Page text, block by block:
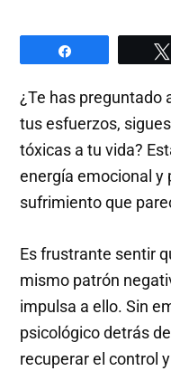
¿Te has preguntado
tus esfuerzos,
tóxicas a tu vida?
energía emocional y
sufrimiento que
Es frustrante sentir
mismo patrón
impulsa a ello. Sin
psicológico detrás
recuperar el control